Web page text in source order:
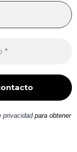
privacidadpara obtener